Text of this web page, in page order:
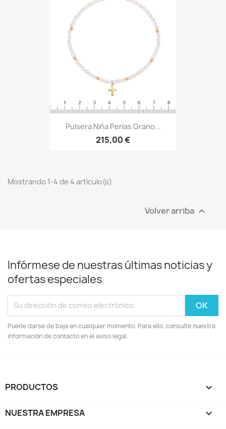
Pulsera Niña Perlas Grano...
215,00 €
Mostrando 1-4 de 4 artículo(s)
Volver arriba 
Infórmese de nuestras últimas noticias y
ofertas especiales
Puede darse de baja en cualquier momento. Para ello, consulte nuestra
información de contacto en el aviso legal.
PRODUCTOS 
NUESTRA EMPRESA 